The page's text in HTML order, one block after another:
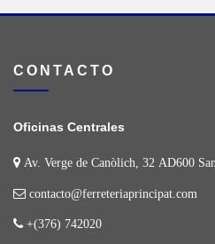
CONTACTO
Oficinas Centrales
Av. Verge de Canòlich, 32 AD600
contacto@ferreteriaprincipat.com
+(376) 742020